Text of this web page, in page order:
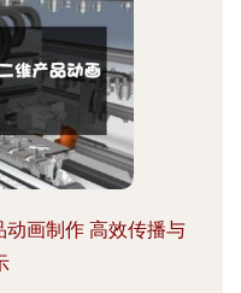
画制作 高效传播与